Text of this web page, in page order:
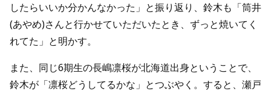
したらいいか分かんなかった」と振り返り、鈴木も「筒井
(あやめ)さんと行かせていただいたとき、ずっと焼いてく
れてた」と明かす。
また、同じ6期生の長嶋凛桜が北海道出身ということで、
鈴木が「凛桜どうしてるかな」とつぶやく。すると、瀬戸